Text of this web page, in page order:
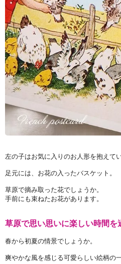
左の子はお気に入りのお人形を抱えてい
足元には、お花の入ったバスケット。
草原で摘み取った花でしょうか。
手前にも束ねたお花があります。
草原で思い思いに楽しい時間を
春から初夏の情景でしょうか。
爽やかな風を感じる可愛らしい絵柄の